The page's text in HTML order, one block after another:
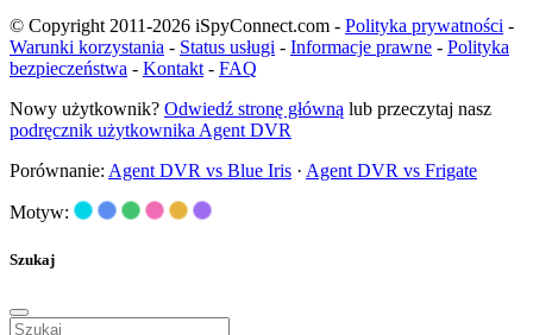
© Copyright 2011-2026 iSpyConnect.com - Polityka prywatności -
Warunki korzystania - Status usługi - Informacje prawne - Polityka
bezpieczeństwa - Kontakt - FAQ
Nowy użytkownik? Odwiedź stronę główną lub przeczytaj nasz
podręcznik użytkownika Agent DVR
Porównanie: Agent DVR vs Blue Iris · Agent DVR vs Frigate
Motyw:
Szukaj